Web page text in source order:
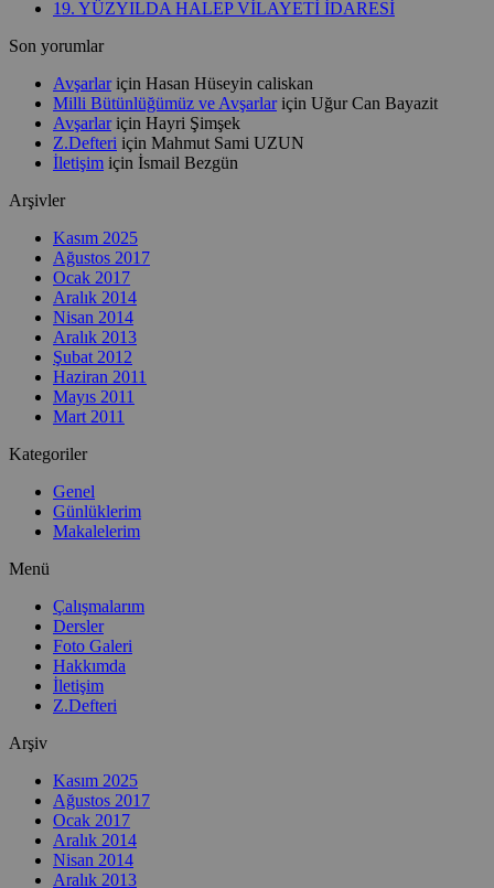
19. YÜZYILDA HALEP VİLAYETİ İDARESİ
Son yorumlar
Avşarlariçin Hasan Hüseyin caliskan
Milli Bütünlüğümüz ve Avşarlariçin Uğur Can Bayazit
Avşarlariçin Hayri Şimşek
Z.Defteri için Mahmut Sami UZUN
İletişim için İsmail Bezgün
Arşivler
Kasım 2025
Ağustos 2017
Ocak 2017
Aralık 2014
Nisan 2014
Aralık 2013
Şubat 2012
Haziran 2011
Mayıs 2011
Mart 2011
Kategoriler
Genel
Günlüklerim
Makalelerim
Menü
Çalışmalarım
Dersler
Foto Galeri
Hakkımda
İletişim
Z.Defteri
Arşiv
Kasım 2025
Ağustos 2017
Ocak 2017
Aralık 2014
Nisan 2014
Aralık 2013